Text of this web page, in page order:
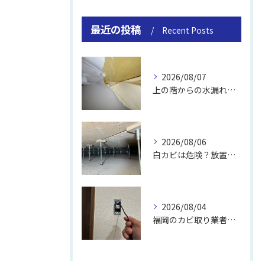
最近の投稿 Recent Posts
2026/08/07
上の階からの水漏れでカビ｜対処法と業者
2026/08/06
白カビは危険？放置のリスクと取り方
2026/08/04
福岡のカビ取り業者おすすめの選び方と費用